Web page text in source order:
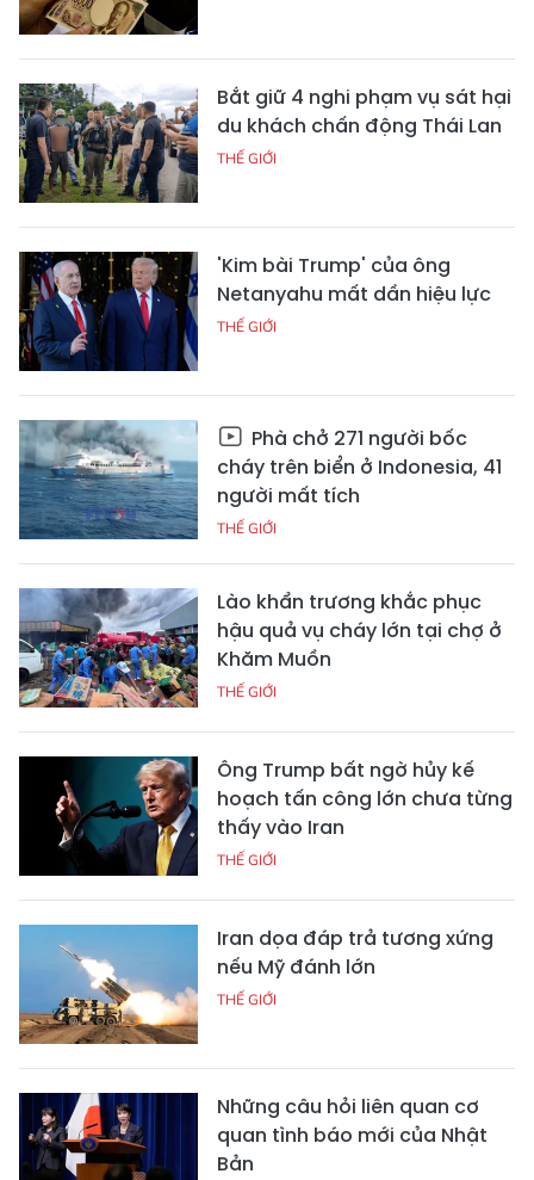
Bắt giữ 4 nghi phạm vụ sát hại
du khách chấn động Thái Lan
THẾ GIỚI
'Kim bài Trump' của ông
Netanyahu mất dần hiệu lực
THẾ GIỚI
Phà chở 271 người bốc
cháy trên biển ở Indonesia, 41
người mất tích
THẾ GIỚI
Lào khẩn trương khắc phục
hậu quả vụ cháy lớn tại chợ ở
Khăm Muồn
THẾ GIỚI
Ông Trump bất ngờ hủy kế
hoạch tấn công lớn chưa từng
thấy vào Iran
THẾ GIỚI
Iran dọa đáp trả tương xứng
nếu Mỹ đánh lớn
THẾ GIỚI
Những câu hỏi liên quan cơ
quan tình báo mới của Nhật
Bản